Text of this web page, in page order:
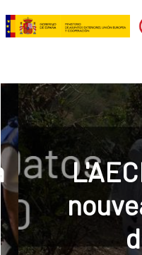
Saut au contenu principal